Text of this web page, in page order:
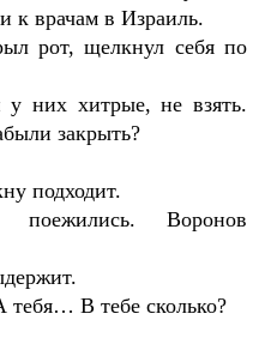
к врачам в Израиль.
рот, щелкнул себя по
у них хитрые, не взять.
закрыть?
подходит.
поежились. Воронов
В тебе сколько?